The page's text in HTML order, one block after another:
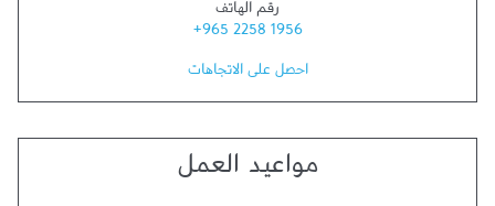
رقم الهاتف
+965 2258 1956
احصل على الاتجاهات
مواعيد العمل